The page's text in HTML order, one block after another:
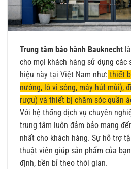
Trung tâm bảo hành Bauknecht
cho mọi khách hàng sử dụng các
hiệu này tại Việt Nam như: thiết
nướng, lò vi sóng, máy hút mùi),
rượu) và thiết bị chăm sóc quần
Với hệ thống dịch vụ chuyên
trung tâm luôn đảm bảo mang
nhất cho khách hàng. Sự hỗ trợ
thuật viên giúp sản phẩm của
định, bền bỉ theo thời gian.